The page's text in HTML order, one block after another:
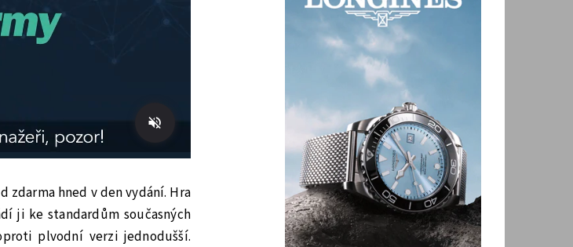
zdarma hned v den vydání. Hra
ji ke standardům současných
plvodní verzi jednodušší.